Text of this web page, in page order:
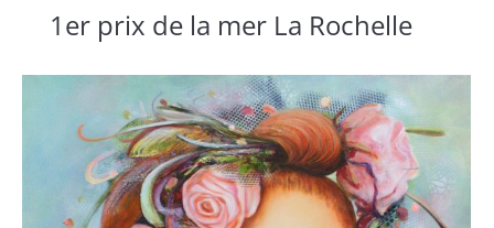
1er prix de la mer La Rochelle